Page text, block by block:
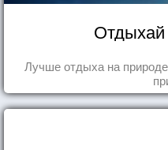
Лучше отдыха на